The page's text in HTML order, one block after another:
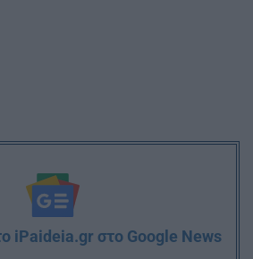
iPaideia.gr στο Google News